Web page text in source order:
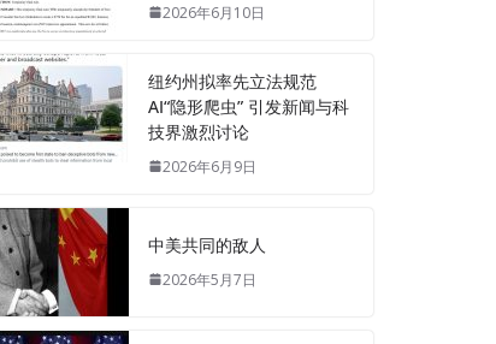
2026年6月10日
纽约州拟率先立法规范
AI“隐形爬虫” 引发新闻与科
技界激烈讨论
2026年6月9日
中美共同的敌人
2026年5月7日